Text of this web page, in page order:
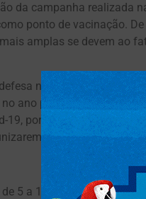
da campanha realizada
ponto de vacinação.
amplas se devem ao
no retorno seguro às
ano passado, agora
19, por isso é de suma
ressaltou Elaine.
5 a 11 anos de idade,